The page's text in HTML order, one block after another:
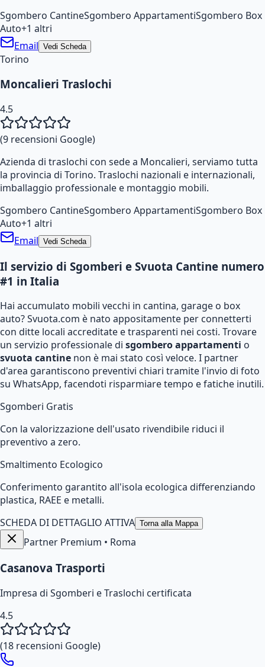
Sgombero CantineSgombero AppartamentiSgombero Box
Auto+1 altri
Email Vedi Scheda
Torino
Moncalieri Traslochi
4.5
(9 recensioni Google)
Azienda di traslochi con sede a Moncalieri, serviamo tutta
la provincia di Torino. Traslochi nazionali e internazionali,
imballaggio professionale e montaggio mobili.
Sgombero CantineSgombero AppartamentiSgombero Box
Auto+1 altri
Email Vedi Scheda
Il servizio di Sgomberi e Svuota Cantine numero
#1 in Italia
Hai accumulato mobili vecchi in cantina, garage o box
auto? Svuota.com è nato appositamente per connetterti
con ditte locali accreditate e trasparenti nei costi. Trovare
un servizio professionale di sgombero appartamenti o
svuota cantine non è mai stato così veloce. I partner
d'area garantiscono preventivi chiari tramite l'invio di foto
su WhatsApp, facendoti risparmiare tempo e fatiche inutili.
Sgomberi Gratis
Con la valorizzazione dell'usato rivendibile riduci il
preventivo a zero.
Smaltimento Ecologico
Conferimento garantito all'isola ecologica differenziando
plastica, RAEE e metalli.
SCHEDA DI DETTAGLIO ATTIVA Torna alla Mappa
Partner Premium • Roma
Casanova Trasporti
Impresa di Sgomberi e Traslochi certificata
4.5
(18 recensioni Google)